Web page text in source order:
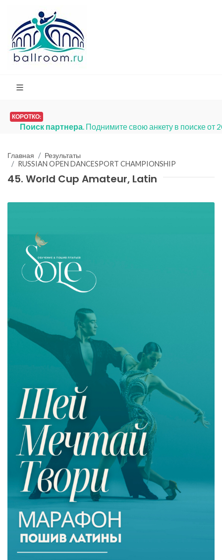
КОРОТКО:
Платья на продажу. Мы запустили
Главная
Результаты
RUSSIAN OPEN DANCESPORT CHAMPIONSHIP
45. World Cup Amateur, Latin